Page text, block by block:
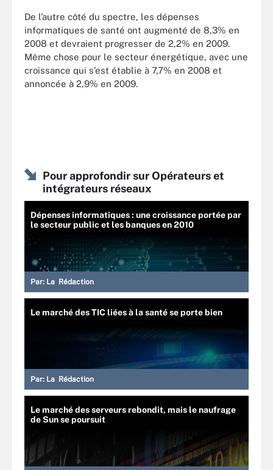
De l’autre côté du spectre, les dépenses
informatiques de santé ont augmenté de 8,3% en
2008 et devraient progresser de 2,2% en 2009.
Même chose pour le secteur énergétique, avec une
croissance qui s’est établie à 7,7% en 2008 et
annoncée à 2,9% en 2009.
Pour approfondir sur Opérateurs et
intégrateurs réseaux
Dépenses informatiques : une croissance portée par
le secteur public et les banques en 2010
Par: La Rédaction
Le marché des TIC liées à la santé se porte bien
Par: La Rédaction
Le marché des serveurs rebondit, mais le naufrage
de Sun se poursuit